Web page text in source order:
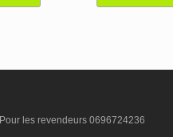
Pour les revendeurs 0696724236